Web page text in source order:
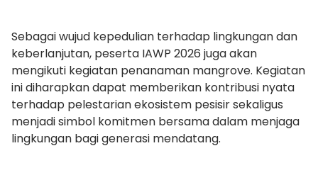
Sebagai wujud kepedulian terhadap lingkungan dan
keberlanjutan, peserta IAWP 2026 juga akan
mengikuti kegiatan penanaman mangrove. Kegiatan
ini diharapkan dapat memberikan kontribusi nyata
terhadap pelestarian ekosistem pesisir sekaligus
menjadi simbol komitmen bersama dalam menjaga
lingkungan bagi generasi mendatang.